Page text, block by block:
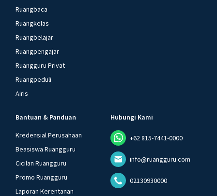
Ruangbaca
Ruangkelas
Ruangbelajar
Ruangpengajar
Ruangguru Privat
Ruangpeduli
Airis
Bantuan & Panduan
Kredensial Perusahaan
Beasiswa Ruangguru
Cicilan Ruangguru
Promo Ruangguru
Laporan Kerentanan
Hubungi Kami
+62 815-7441-0000
info@ruangguru.com
02130930000